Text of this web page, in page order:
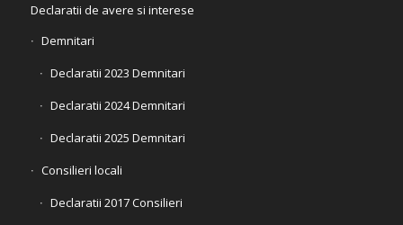
Declaratii de avere si interese
Demnitari
Declaratii 2023 Demnitari
Declaratii 2024 Demnitari
Declaratii 2025 Demnitari
Consilieri locali
Declaratii 2017 Consilieri